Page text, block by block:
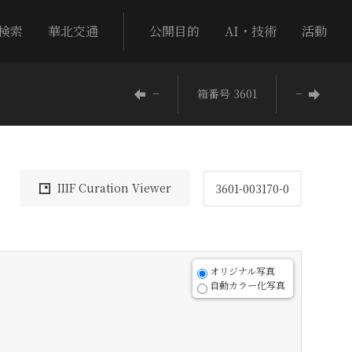
索 華北交通 公開目的 AI・技術 活動
− 箱番号 3601 −
IIIF Curation Viewer 3601-003170-0
オリジナル写真
自動カラー化写真